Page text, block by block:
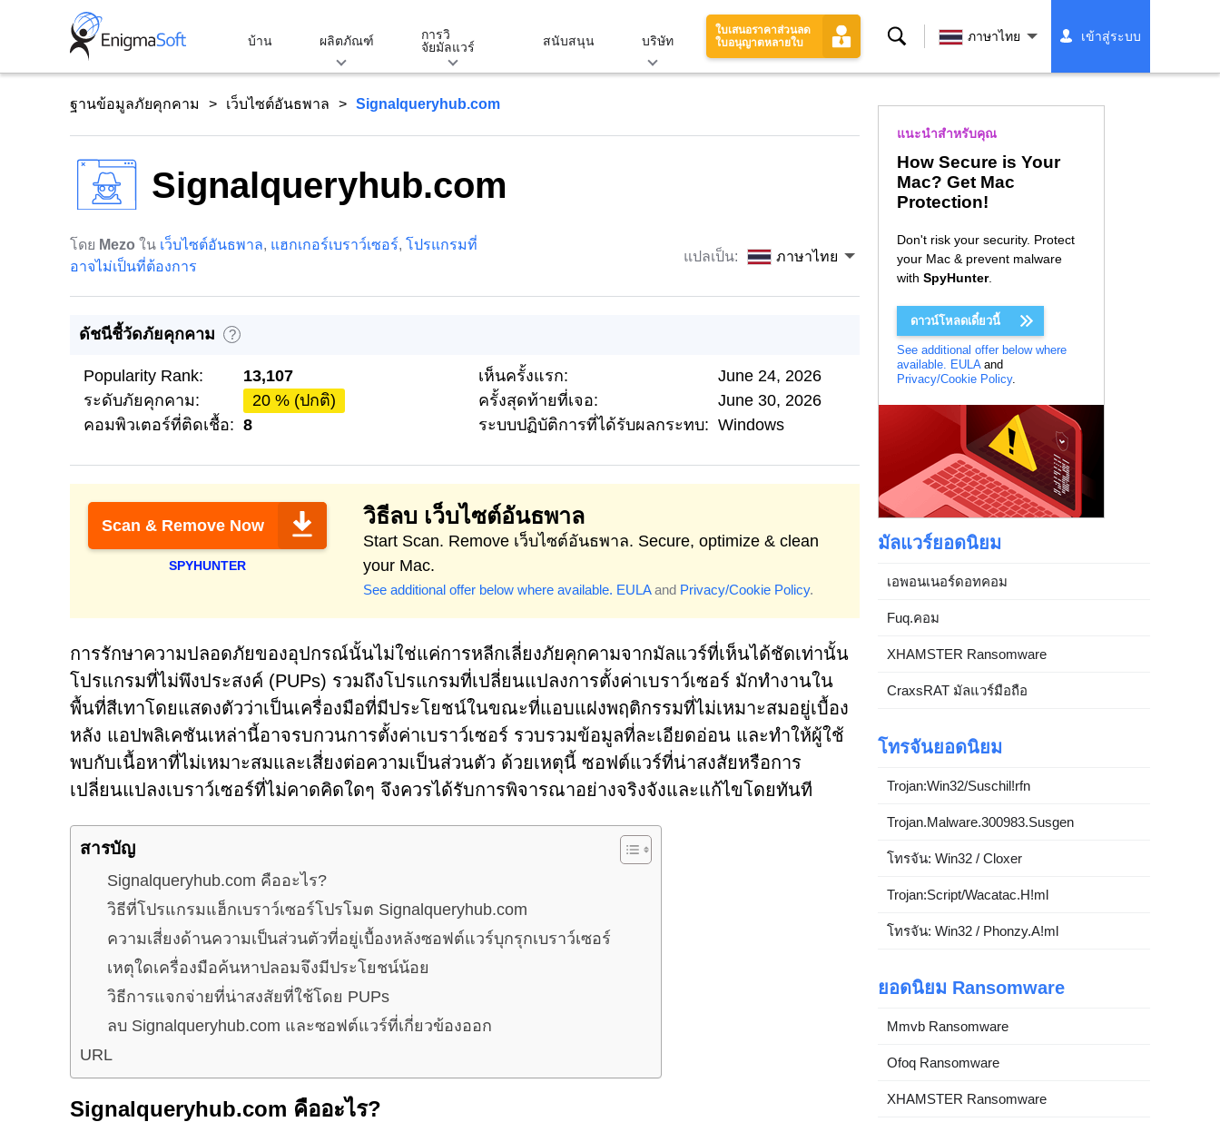
บ้าน ผลิตภัณฑ์
การวิ
จัยมัลแวร์
สนับสนุน บริษัท
ใบเสนอราคาส่วนลด
ใบอนุญาตหลายใบ
ค้นหา ภาษาไทย เข้าสู่ระบบ
ฐานข้อมูลภัยคุกคาม เว็บไซต์อันธพาล Signalqueryhub.com
Signalqueryhub.com
โดย Mezo ใน เว็บไซต์อันธพาล, แฮกเกอร์เบราว์เซอร์, โปรแกรมที่
อาจไม่เป็นที่ต้องการ
แปลเป็น: ภาษาไทย
ดัชนีชี้วัดภัยคุกคาม ?
Popularity Rank:
13,107
ระดับภัยคุกคาม:
20 % (ปกติ)
คอมพิวเตอร์ที่ติดเชื้อ: 8
เห็นครั้งแรก:
June 24, 2026
ครั้งสุดท้ายที่เจอ:
June 30, 2026
ระบบปฏิบัติการที่ได้รับผลกระทบ: Windows
Scan & Remove Now
SPYHUNTER
วิธีลบ เว็บไซต์อันธพาล
Start Scan. Remove เว็บไซต์อันธพาล. Secure, optimize & clean
your Mac.
See additional offer below where available. EULAand Privacy/Cookie Policy.
การรักษาความปลอดภัยของอุปกรณ์นั้นไม่ใช่แค่การหลีกเลี่ยงภัยคุกคามจากมัลแวร์ที่เห็นได้ชัดเท่านั้น
โปรแกรมที่ไม่พึงประสงค์ (PUPs) รวมถึงโปรแกรมที่เปลี่ยนแปลงการตั้งค่าเบราว์เซอร์ มักทำงานใน
พื้นที่สีเทาโดยแสดงตัวว่าเป็นเครื่องมือที่มีประโยชน์ในขณะที่แอบแฝงพฤติกรรมที่ไม่เหมาะสมอยู่เบื้อง
หลัง แอปพลิเคชันเหล่านี้อาจรบกวนการตั้งค่าเบราว์เซอร์ รวบรวมข้อมูลที่ละเอียดอ่อน และทำให้ผู้ใช้
พบกับเนื้อหาที่ไม่เหมาะสมและเสี่ยงต่อความเป็นส่วนตัว ด้วยเหตุนี้ ซอฟต์แวร์ที่น่าสงสัยหรือการ
เปลี่ยนแปลงเบราว์เซอร์ที่ไม่คาดคิดใดๆ จึงควรได้รับการพิจารณาอย่างจริงจังและแก้ไขโดยทันที
สารบัญ
Signalqueryhub.com คืออะไร?
วิธีที่โปรแกรมแฮ็กเบราว์เซอร์โปรโมต Signalqueryhub.com
ความเสี่ยงด้านความเป็นส่วนตัวที่อยู่เบื้องหลังซอฟต์แวร์บุกรุกเบราว์เซอร์
เหตุใดเครื่องมือค้นหาปลอมจึงมีประโยชน์น้อย
วิธีการแจกจ่ายที่น่าสงสัยที่ใช้โดย PUPs
ลบ Signalqueryhub.com และซอฟต์แวร์ที่เกี่ยวข้องออก
URL
Signalqueryhub.com คืออะไร?
แนะนำสำหรับคุณ
How Secure is Your
Mac? Get Mac
Protection!
Don't risk your security. Protect
your Mac & prevent malware
with SpyHunter.
ดาวน์โหลดเดี๋ยวนี้
See additional offer below where
available. EULAand
Privacy/Cookie Policy.
มัลแวร์ยอดนิยม
เอพอนเนอร์ดอทคอม
Fuq.คอม
XHAMSTER Ransomware
CraxsRAT มัลแวร์มือถือ
โทรจันยอดนิยม
Trojan:Win32/Suschil!rfn
Trojan.Malware.300983.Susgen
โทรจัน: Win32 / Cloxer
Trojan:Script/Wacatac.H!ml
โทรจัน: Win32 / Phonzy.A!ml
ยอดนิยม Ransomware
Mmvb Ransomware
Ofoq Ransomware
XHAMSTER Ransomware